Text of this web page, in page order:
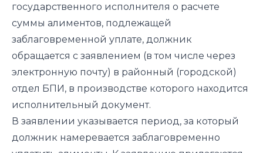
государственного исполнителя о расчете
суммы алиментов, подлежащей
заблаговременной уплате, должник
обращается с заявлением (в том числе через
электронную почту) в районный (городской)
отдел БПИ, в производстве которого находится
исполнительный документ.
В заявлении указывается период, за который
должник намеревается заблаговременно